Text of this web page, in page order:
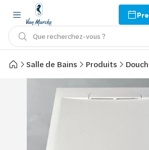
Que recherchez-vous ?
Salle de Bains Produits